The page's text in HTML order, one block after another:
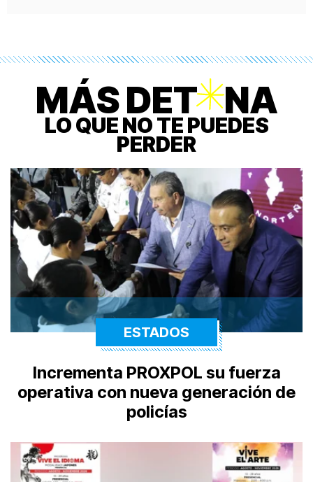
MÁS DETONA
LO QUE NO TE PUEDES
PERDER
ESTADOS
Incrementa PROXPOL su fuerza
operativa con nueva generación de
policías